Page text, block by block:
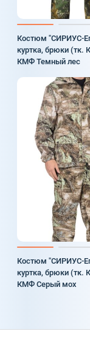
Костюм "СИРИУС-
куртка, брюки (тк.
КМФ Темный лес
Костюм "СИРИУС-
куртка, брюки (тк.
КМФ Серый мох